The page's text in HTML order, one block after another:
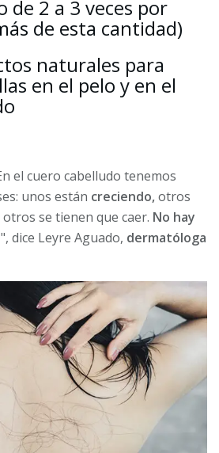
de 2 a 3 veces por
de esta cantidad)
naturales para
en el pelo y en el
el cuero cabelludo tenemos
unos están creciendo,otros
se tienen que caer. No hay
", dice Leyre Aguado, dermatóloga